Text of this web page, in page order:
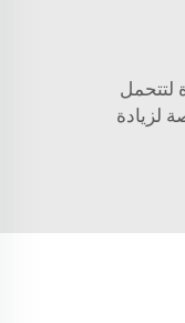
لتتحمل
لزيادة